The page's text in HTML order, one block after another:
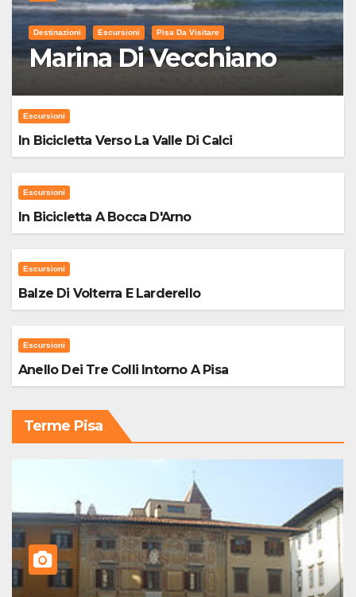
Destinazioni Escursioni Pisa Da Visitare
Marina Di Vecchiano
Escursioni
In Bicicletta Verso La Valle Di Calci
Escursioni
In Bicicletta A Bocca D'Arno
Escursioni
Balze Di Volterra E Larderello
Escursioni
Anello Dei Tre Colli Intorno A Pisa
Terme Pisa